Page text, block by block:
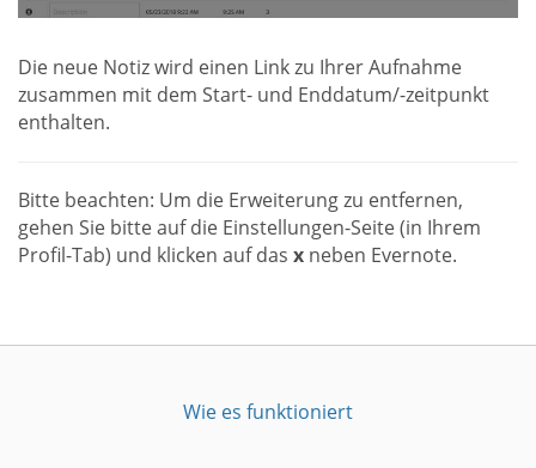
Die neue Notiz wird einen Link zu Ihrer Aufnahme
zusammen mit dem Start- und Enddatum/-zeitpunkt
enthalten.
Bitte beachten: Um die Erweiterung zu entfernen,
gehen Sie bitte auf die Einstellungen-Seite (in Ihrem
Profil-Tab) und klicken auf das x neben Evernote.
Wie es funktioniert